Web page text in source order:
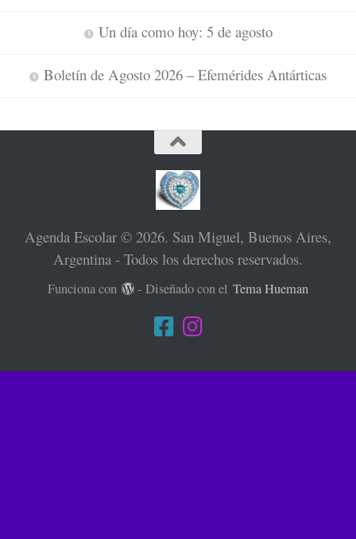
Un día como hoy: 5 de agosto
Boletín de Agosto 2026 – Efemérides Antárticas
Agenda Escolar © 2026. San Miguel, Buenos Aires,
Argentina - Todos los derechos reservados.
Funciona con - Diseñado con elTema Hueman